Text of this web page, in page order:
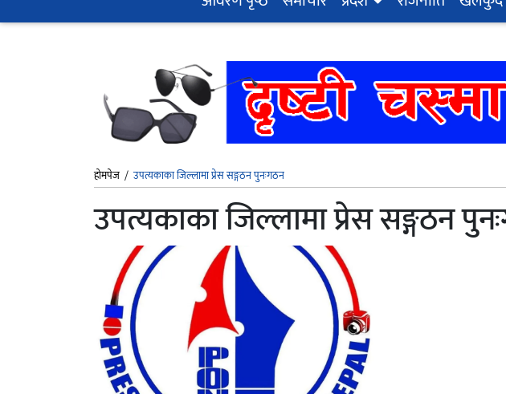
होमपेज /उपत्यकाका जिल्लामा प्रेस सङ्गठन पुनःगठन
उपत्यकाका जिल्लामा प्रेस सङ्गठन